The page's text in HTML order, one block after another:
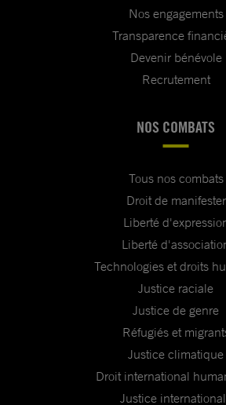
Nos engagements
Transparence
Devenir bénévole
Recrutement
NOS COMBATS
Tous nos combats
Droit de manifester
Liberté
Liberté
Technologies et droits
Justice raciale
Justice de genre
Réfugiés et
Justice climatique
Droit international
Justice